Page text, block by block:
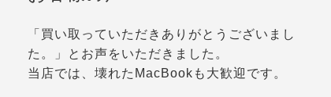
「買い取っていただきありがとうございまし
た。」とお声をいただきました。
当店では、壊れたMacBookも大歓迎です。